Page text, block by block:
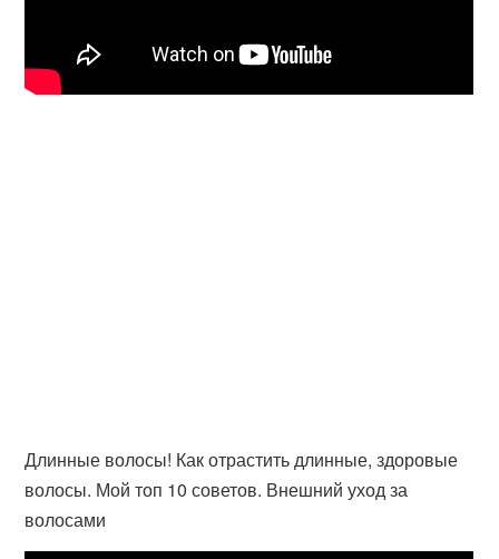
Длинные волосы! Как отрастить длинные, здоровые
волосы. Мой топ 10 советов. Внешний уход за
волосами